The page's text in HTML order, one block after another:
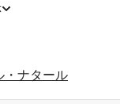
・ナタール